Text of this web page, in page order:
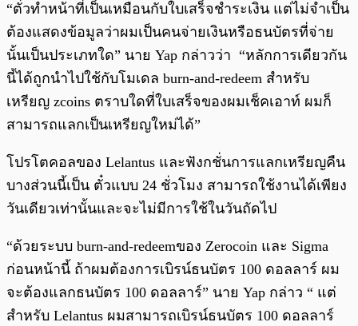
“ตั๋วทำหน้าที่เป็นเหมือนกับใบเสร็จชำระเงิน แต่ไม่จำเป็น
ต้องแสดงข้อมูลว่าผมเป็นคนจ่ายเงินหรือธนบัตรที่จ่าย
นั้นเป็นประเภทใด” นาย Yap กล่าวว่า “หลักการเดียวกัน
นี้ได้ถูกนำไปใช้กับโมเดล burn-and-redeem สำหรับ
เหรียญ zcoins ตราบใดที่ใบเสร็จของผมเช็คเอาท์ ผมก็
สามารถแลกเป็นเหรียญใหม่ได้”
โปรโตคอลของ Lelantus และฟังกชั่นการแลกเหรียญคืน
บางส่วนนี้เป็น ตั๋วแบบ 24 ชั่วโมง สามารถใช้งานได้เพียง
วันเดียวเท่านั้นและจะไม่มีการใช้ในวันถัดไป
“ด้วยระบบ burn-and-redeemของ Zerocoin และ Sigma
ก่อนหน้านี้ ถ้าผมต้องการเบิรน์ธนบัตร 100 ดอลลาร์ ผม
จะต้องแลกธนบัตร 100 ดอลลาร์” นาย Yap กล่าว “ แต่
สำหรับ Lelantus ผมสามารถเบิรน์ธนบัตร 100 ดอลลาร์